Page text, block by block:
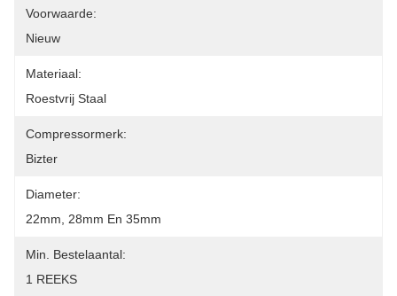
Voorwaarde:
Nieuw
Materiaal:
Roestvrij Staal
Compressormerk:
Bizter
Diameter:
22mm, 28mm En 35mm
Min. Bestelaantal:
1 REEKS